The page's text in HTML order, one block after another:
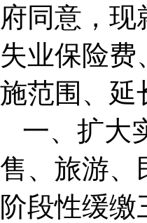
府同意，
失业保险费
施范围、延
一、扩大
售、旅游、
阶段性缓